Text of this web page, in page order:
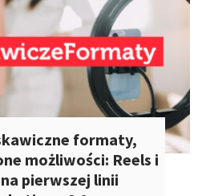
formaty,
możliwości: Reels i
pierwszej linii